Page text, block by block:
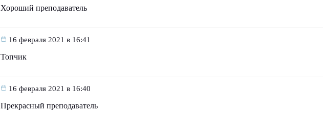
Хороший преподаватель
16 февраля 2021 в 16:41
Топчик
16 февраля 2021 в 16:40
Прекрасный преподаватель